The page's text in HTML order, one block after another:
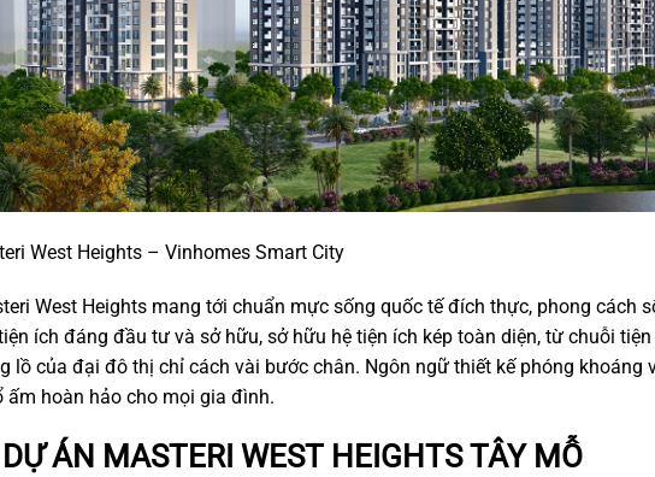
West Heights – Vinhomes Smart City
West Heights mang tới chuẩn mực sống quốc tế đích thực, phong cách
ích đáng đầu tư và sở hữu, sở hữu hệ tiện ích kép toàn diện, từ chuỗi
lồ của đại đô thị chỉ cách vài bước chân. Ngôn ngữ thiết kế phóng khoáng
ấm hoàn hảo cho mọi gia đình.
ÁN MASTERI WEST HEIGHTS TÂY MỖ